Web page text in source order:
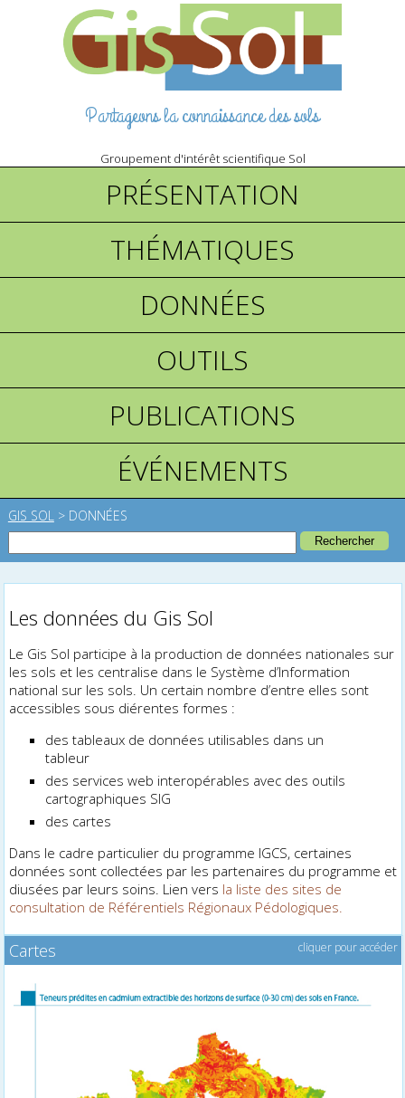
Partageons la connaissance des sols
Groupement d'intérêt scientifique Sol
PRÉSENTATION
THÉMATIQUES
DONNÉES
OUTILS
PUBLICATIONS
ÉVÉNEMENTS
GIS SOL > DONNÉES
Les données du Gis Sol
Le Gis Sol participe à la production de données nationales sur
les sols et les centralise dans le Système d’Information
national sur les sols. Un certain nombre d’entre elles sont
accessibles sous différentes formes :
des tableaux de données utilisables dans un
tableur
des services web interopérables avec des outils
cartographiques SIG
des cartes
Dans le cadre particulier du programme IGCS, certaines
données sont collectées par les partenaires du programme et
diffusées par leurs soins. Lien vers la liste des sites de
consultation de Référentiels Régionaux Pédologiques.
Cartes cliquer pour accéder